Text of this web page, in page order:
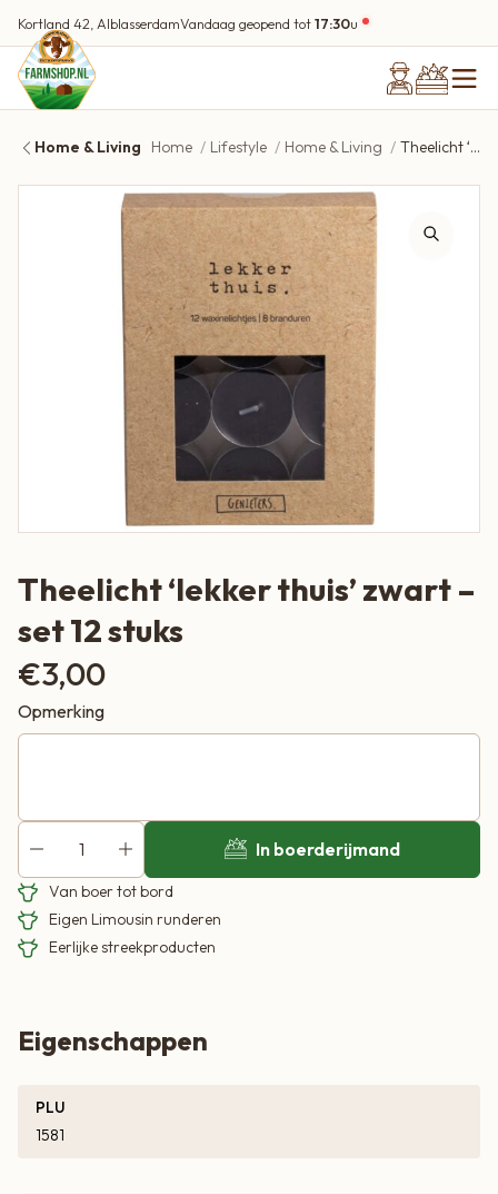
Kortland 42, AlblasserdamVandaag geopend tot17:30u
Home & Living Home Lifestyle Home & Living Theelicht ‘lekker thuis’ zwart – set 12 stuks
Theelicht ‘lekker thuis’ zwart –
set 12 stuks
€3,00
Opmerking
In boerderijmand
Van boer tot bord
Eigen Limousin runderen
Eerlijke streekproducten
Eigenschappen
PLU
1581